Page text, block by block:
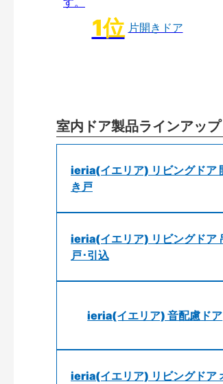
片開きドア
室内ドア製品ラインアップ
ieria(イエリア) リビングドア
き戸
ieria(イエリア) リビングドア
戸･引込
ieria(イエリア) 音配慮ドア
ieria(イエリア) リビングドア